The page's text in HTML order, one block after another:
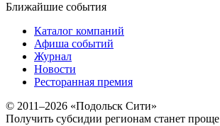
Ближайшие события
Каталог компаний
Афиша событий
Журнал
Новости
Ресторанная премия
© 2011–2026 «Подольск Сити»
Получить субсидии регионам станет проще